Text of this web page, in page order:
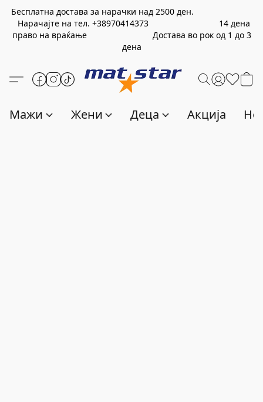
Бесплатна достава за нарачки над 2500 ден.
Нарачајте на тел. +38970414373 14 дена
право на враќање Достава во рок од 1 до 3
дена
Мажи Жени Деца Акција